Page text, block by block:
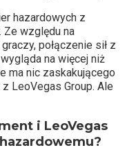
hazardowych z
Ze względu na
połączenie sił z
na więcej niż
ma nic zaskakującego
LeoVegas Group. Ale
i LeoVegas